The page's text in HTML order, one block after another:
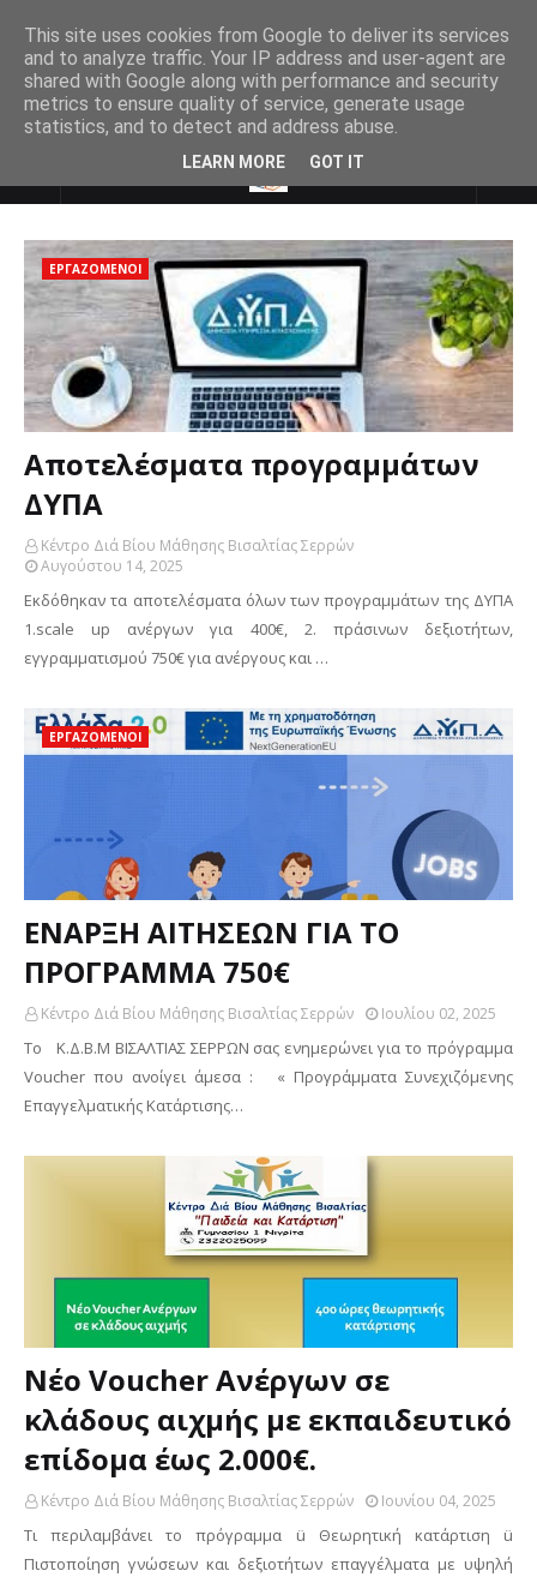
ΕΡΓΑΖΟΜΕΝΟΙ
Αποτελέσματα προγραμμάτων
ΔΥΠΑ
Κέντρο Διά Βίου Μάθησης Βισαλτίας Σερρών
Αυγούστου 14, 2025
Εκδόθηκαν τα αποτελέσματα όλων των προγραμμάτων της ΔΥΠΑ
1.scale up ανέργων για 400€, 2. πράσινων δεξιοτήτων,
εγγραμματισμού 750€ για ανέργους και …
ΕΡΓΑΖΟΜΕΝΟΙ
ΕΝΑΡΞΗ ΑΙΤΗΣΕΩΝ ΓΙΑ ΤΟ
ΠΡΟΓΡΑΜΜΑ 750€
Κέντρο Διά Βίου Μάθησης Βισαλτίας Σερρών Ιουλίου 02, 2025
Το Κ.Δ.Β.Μ ΒΙΣΑΛΤΙΑΣ ΣΕΡΡΩΝ σας ενημερώνει για το πρόγραμμα
Voucher που ανοίγει άμεσα : « Προγράμματα Συνεχιζόμενης
Επαγγελματικής Κατάρτισης…
Νέο Voucher Ανέργων σε
κλάδους αιχμής με εκπαιδευτικό
επίδομα έως 2.000€.
Κέντρο Διά Βίου Μάθησης Βισαλτίας Σερρών Ιουνίου 04, 2025
Τι περιλαμβάνει το πρόγραμμα ü Θεωρητική κατάρτιση ü
Πιστοποίηση γνώσεων και δεξιοτήτων επαγγέλματα με υψηλή
This site uses cookies from Google to deliver its services
and to analyze traffic. Your IP address and user-agent are
shared with Google along with performance and security
metrics to ensure quality of service, generate usage
statistics, and to detect and address abuse.
LEARN MORE GOT IT